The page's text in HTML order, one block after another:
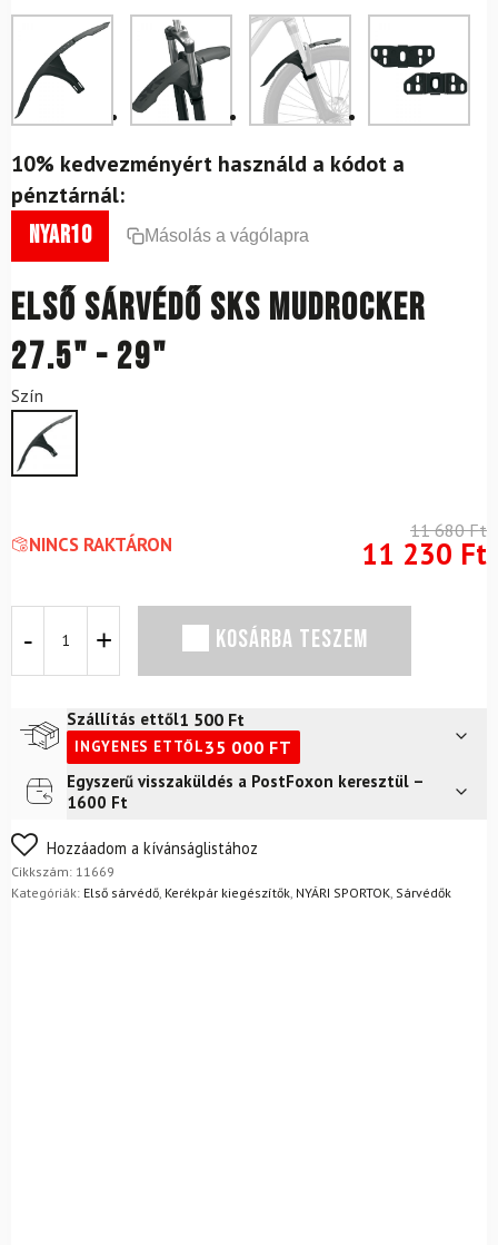
10% kedvezményért használd a kódot a
pénztárnál:
nyar10 Másolás a vágólapra
Első sárvédő SKS Mudrocker
27.5" - 29"
Szín
NINCS RAKTÁRON
11 680Ft
11 230 Ft
sárvédő
mennyiség
KOSÁRBA TESZEM
Szállítás ettől1 500 Ft
INGYENES ETTŐL35 000 FT
Futár a címre2 400
FoxPost
Egyszerű visszaküldés a PostFoxon keresztül –
1600 Ft
Nem biztos a választásában? Semmi gond – a terméket
egyszerűen visszaküldheti 14 napon belül, indoklás nélkül.
Mik a visszaküldés feltételei?
Hozzáadom a kívánságlistához
Cikkszám: 11669
Kategóriák: Első sárvédő Kerékpár kiegészítők NYÁRI SPORTOK Sárvédők